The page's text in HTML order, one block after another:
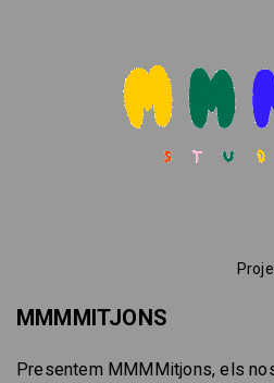
MMMMITJONS
Presentem MMMMitjons, els